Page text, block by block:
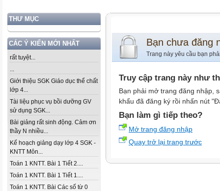
THƯ MỤC
CÁC Ý KIẾN MỚI NHẤT
rất tuyệt...
...
Giới thiệu SGK Giáo dục thể chất
lớp 4...
Tài liệu phục vụ bồi dưỡng GV
sử dụng SGK...
Bài giảng rất sinh động. Cảm ơn
thầy N nhiều...
Kế hoạch giảng dạy lớp 4 SGK -
KNTT Môn...
Toán 1 KNTT. Bài 1 Tiết 2....
Toán 1 KNTT. Bài 1 Tiết 1....
Toán 1 KNTT. Bài Các số từ 0
Bạn chưa đăng
Trang này yêu cầu bạn
Truy cập trang này như
Bạn phải mở trang đăng nhập,
khẩu đã đăng ký rồi nhấn nút
Bạn làm gì tiếp theo?
Mở trang đăng nhập
Quay trở lại trang trước